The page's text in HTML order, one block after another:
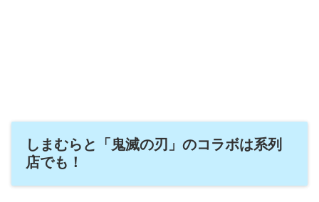
しまむらと「鬼滅の刃」のコラボは系列
店でも！